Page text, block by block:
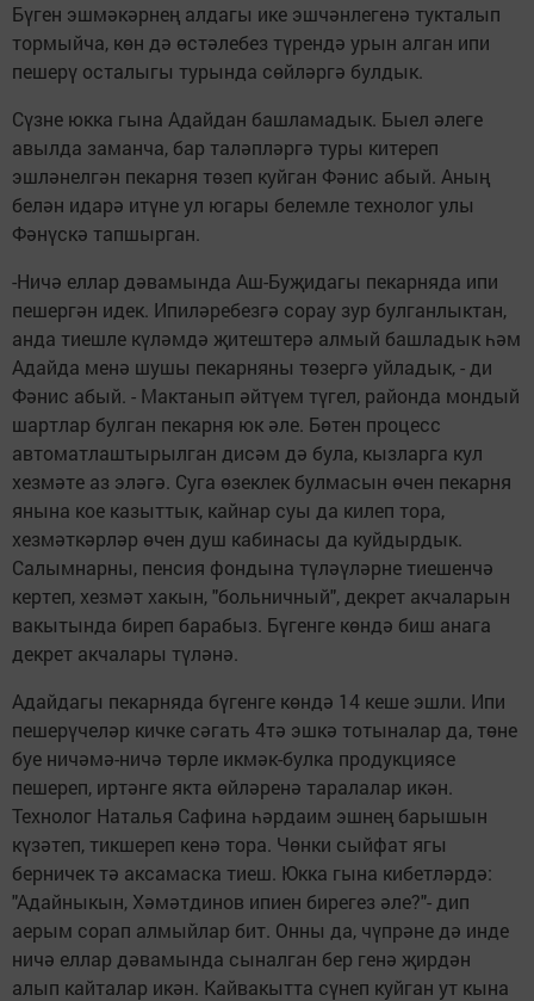
Бүген эшмәкәрнең алдагы ике эшчәнлегенә тукталып
тормыйча, көн дә өстәлебез түрендә урын алган ипи
пешерү осталыгы турында сөйләргә булдык.
Сүзне юкка гына Адайдан башламадык. Быел әлеге
авылда заманча, бар таләпләргә туры китереп
эшләнелгән пекарня төзеп куйган Фәнис абый. Аның
белән идарә итүне ул югары белемле технолог улы
Фәнүскә тапшырган.
-Ничә еллар дәвамында Аш-Буҗидагы пекарняда ипи
пешергән идек. Ипиләребезгә сорау зур булганлыктан,
анда тиешле күләмдә җитештерә алмый башладык һәм
Адайда менә шушы пекарняны төзергә уйладык, - ди
Фәнис абый. - Мактанып әйтүем түгел, районда мондый
шартлар булган пекарня юк әле. Бөтен процесс
автоматлаштырылган дисәм дә була, кызларга кул
хезмәте аз эләгә. Суга өзеклек булмасын өчен пекарня
янына кое казыттык, кайнар суы да килеп тора,
хезмәткәрләр өчен душ кабинасы да куйдырдык.
Салымнарны, пенсия фондына түләүләрне тиешенчә
кертеп, хезмәт хакын, "больничный", декрет акчаларын
вакытында биреп барабыз. Бүгенге көндә биш анага
декрет акчалары түләнә.
Адайдагы пекарняда бүгенге көндә 14 кеше эшли. Ипи
пешерүчеләр кичке сәгать 4тә эшкә тотыналар да, төне
буе ничәмә-ничә төрле икмәк-булка продукциясе
пешереп, иртәнге якта өйләренә таралалар икән.
Технолог Наталья Сафина һәрдаим эшнең барышын
күзәтеп, тикшереп кенә тора. Чөнки сыйфат ягы
берничек тә аксамаска тиеш. Юкка гына кибетләрдә:
"Адайныкын, Хәмәтдинов ипиен бирегез әле?"- дип
аерым сорап алмыйлар бит. Онны да, чүпрәне дә инде
ничә еллар дәвамында сыналган бер генә җирдән
алып кайталар икән. Кайвакытта сүнеп куйган ут кына